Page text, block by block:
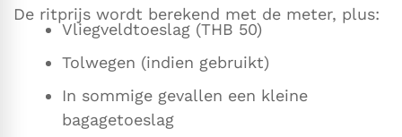
De ritprijs wordt berekend met de meter, plus:
Vliegveldtoeslag (THB 50)
Tolwegen (indien gebruikt)
In sommige gevallen een kleine
bagagetoeslag